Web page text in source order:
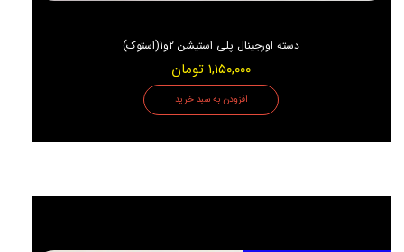
دسته اورجینال پلی استیشن 2و1(استوک)
۱,۱۵۰,۰۰۰ تومان
افزودن به سبد خرید